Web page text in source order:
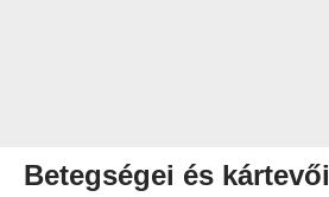
Betegségei és kártevői